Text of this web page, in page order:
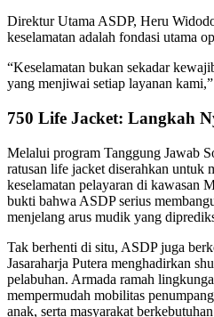
Direktur Utama ASDP, Heru
keselamatan adalah fondasi utama
“Keselamatan bukan sekadar
yang menjiwai setiap layanan
750 Life Jacket: Langkah
Melalui program Tanggung Jawab
ratusan life jacket diserahkan untuk
keselamatan pelayaran di kawasan
bukti bahwa ASDP serius
menjelang arus mudik yang
Tak berhenti di situ, ASDP juga
Jasaraharja Putera menghadirkan
pelabuhan. Armada ramah
mempermudah mobilitas
anak, serta masyarakat